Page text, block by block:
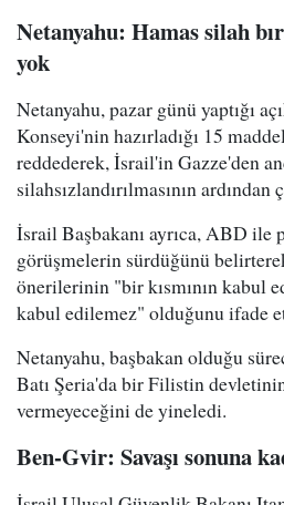
Netanyahu: Hamas silah
yok
Netanyahu, pazar günü yaptığı
Konseyi'nin hazırladığı 15
reddederek, İsrail'in Gazze'den
silahsızlandırılmasının
İsrail Başbakanı ayrıca, ABD ile
görüşmelerin sürdüğünü
önerilerinin "bir kısmının kabul
kabul edilemez" olduğunu ifade
Netanyahu, başbakan olduğu
Batı Şeria'da bir Filistin
vermeyeceğini de yineledi.
Ben-Gvir: Savaşı sonuna